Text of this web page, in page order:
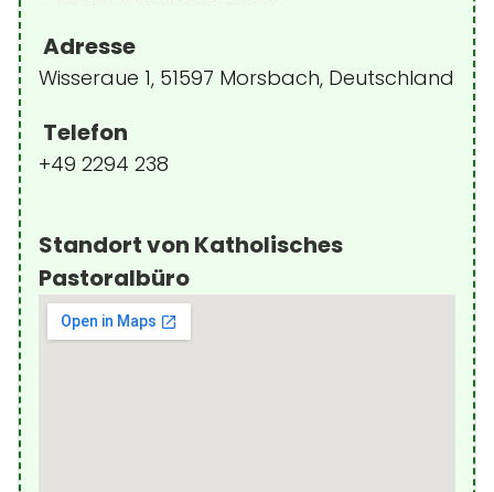
Adresse
Wisseraue 1, 51597 Morsbach, Deutschland
Telefon
+49 2294 238
Standort von Katholisches
Pastoralbüro